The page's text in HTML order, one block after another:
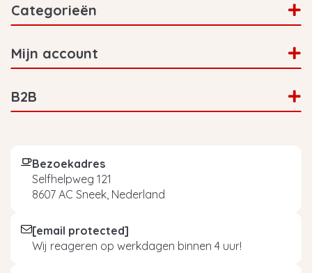
Categorieën
Mijn account
B2B
Bezoekadres
Selfhelpweg 121
8607 AC Sneek, Nederland
[email protected]
Wij reageren op werkdagen binnen 4 uur!